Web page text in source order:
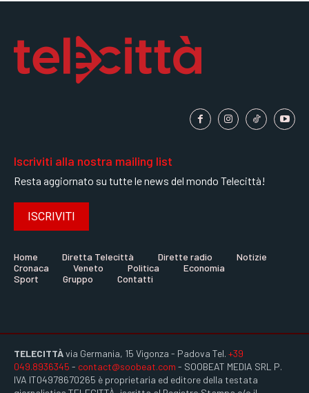
Iscriviti alla nostra mailing list
Resta aggiornato su tutte le news del mondo Telecittà!
ISCRIVITI
Home Diretta Telecittà Dirette radio
Notizie
Cronaca
Veneto Politica
Economia
Sport
Gruppo Contatti
TELECITTÀvia Germania, 15 Vigonza - Padova Tel. +39
049.8936345 - contact@soobeat.com - SOOBEAT MEDIA SRL P.
IVA IT04978670265 è proprietaria ed editore della testata